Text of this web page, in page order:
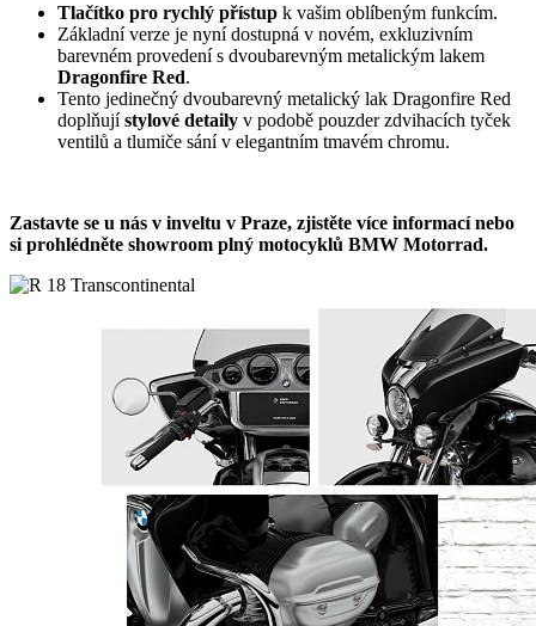
Tlačítko pro rychlý přístup k vašim oblíbeným funkcím.
Základní verze je nyní dostupná v novém, exkluzivním
barevném provedení s dvoubarevným metalickým lakem
Dragonfire Red.
Tento jedinečný dvoubarevný metalický lak Dragonfire Red
doplňujístylové detaily v podobě pouzder zdvihacích tyček
ventilů a tlumiče sání v elegantním tmavém chromu.
Zastavte se u nás v inveltu v Praze, zjistěte více informací nebo
si prohlédněte showroom plný motocyklů BMW Motorrad.